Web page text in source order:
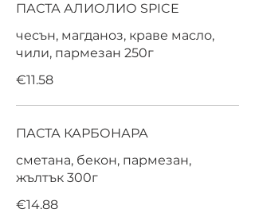
ПАСТА АЛИОЛИО SPICE
чесън, магданоз, краве масло,
чили, пармезан 250г
€11.58
ПАСТА КАРБОНАРА
сметана, бекон, пармезан,
жълтък 300г
€14.88